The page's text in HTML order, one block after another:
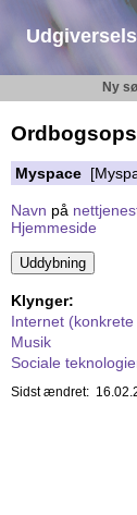
Ny
Myspace
Navn på
Hjemmeside
Klynger:
Internet (konkrete
Musik
Sociale
Sidst ændret: